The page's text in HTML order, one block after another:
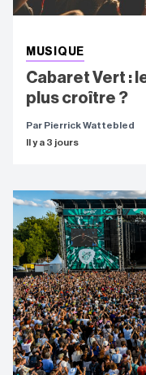
MUSIQUE
Cabaret Vert :
plus croître ?
Par Pierrick Wattebled
Il y a 3 jours